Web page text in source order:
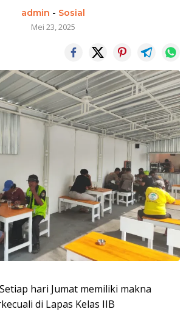
admin - Sosial
Mei 23, 2025
hari Jumat memiliki makna
di Lapas Kelas IIB